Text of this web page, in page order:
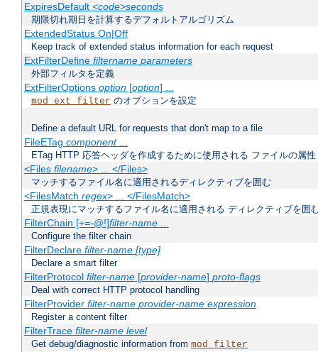
ExpiresDefault <code>seconds
期限切れ期日を計算するデフォルトアルゴリズム
ExtendedStatus On|Off
Keep track of extended status information for each request
ExtFilterDefine filtername parameters
外部フィルタを定義
ExtFilterOptions option[option] ...
mod_ext_filter のオプションを設定
Define a default URL for requests that don't map to a file
FileETag component...
ETag HTTP 応答ヘッダを作成するために使用される ファイルの属性
<Files filename> ... </Files>
マッチするファイル名に適用されるディレクティブを囲む
<FilesMatch regex> ... </FilesMatch>
正規表現にマッチするファイル名に適用される ディレクティブを囲
FilterChain [+=-@!]filter-name ...
Configure the filter chain
FilterDeclare filter-name [type]
Declare a smart filter
FilterProtocol filter-name[provider-name] proto-flags
Deal with correct HTTP protocol handling
FilterProvider filter-name provider-name expression
Register a content filter
FilterTrace filter-name level
Get debug/diagnostic information from mod_filter